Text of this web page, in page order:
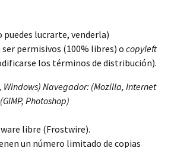
puedes lucrarte, venderla)
ser permisivos (100% libres) o copyleft
los términos de distribución).
Windows) Navegador: (Mozilla, Internet
Photoshop)
libre (Frostwire).
un número limitado de copias